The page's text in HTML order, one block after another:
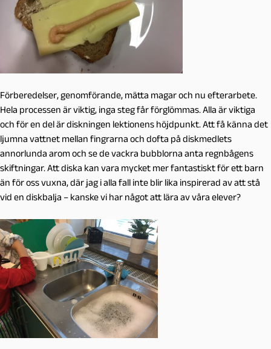
Förberedelser, genomförande, mätta magar och nu efterarbete.
Hela processen är viktig, inga steg får förglömmas. Alla är viktiga
och för en del är diskningen lektionens höjdpunkt. Att få känna det
ljumna vattnet mellan fingrarna och dofta på diskmedlets
annorlunda arom och se de vackra bubblorna anta regnbågens
skiftningar. Att diska kan vara mycket mer fantastiskt för ett barn
än för oss vuxna, där jag i alla fall inte blir lika inspirerad av att stå
vid en diskbalja – kanske vi har något att lära av våra elever?